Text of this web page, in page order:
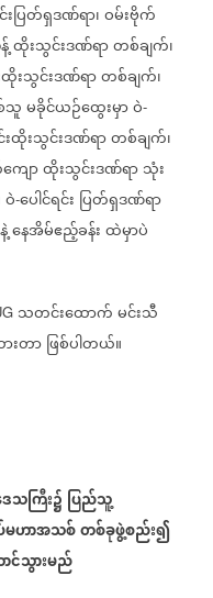
ြတ်ရှဒဏ်ရာ၊ဝမ်းဗိုက်
ထိုးသွင်းဒဏ်ရာတစ်ချက်၊
ထိုးသွင်းဒဏ်ရာတစ်ချက်၊
သူမခိုင်ယဉ်ထွေးမှာဝဲ-
းထိုးသွင်းဒဏ်ရာတစ်ချက်၊
ျောထိုးသွင်းဒဏ်ရာသုံး
ဝဲ-ပေါင်ရင်း ပြတ်ရှဒဏ်ရာ
နေအိမ်ဧည့်ခန်းထဲမှာပဲ
သတင်းထောက်မင်းသီ
းတာဖြစ်ပါတယ်။
သကြီး၌ ပြည်သူ့
ဟာအသစ်တစ်ခုဖွဲ့စည်း၍
င်သွားမည်